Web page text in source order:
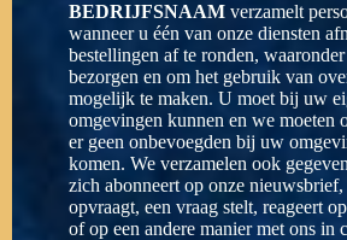
BEDRIJFSNAAMverzamelt
wanneer u één van onze diensten
bestellingen af te ronden,
bezorgen en om het gebruik van
mogelijk te maken. U moet bij uw
omgevingen kunnen en we moeten
er geen onbevoegden bij uw
komen. We verzamelen ook
zich abonneert op onze
opvraagt, een vraag stelt, reageert
of op een andere manier met ons in